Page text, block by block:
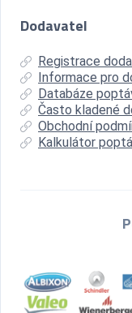
Dodavatel
Registrace
Informace pro
Databáze
Často kladené
Obchodní
Kalkulátor